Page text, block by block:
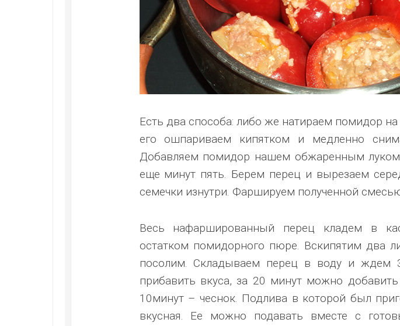
Есть два способа: либо же натираем помидор
его ошпариваем кипятком и медленно
Добавляем помидор нашем обжаренным
еще минут пять. Берем перец и вырезаем
семечки изнутри. Фаршируем полученной
Весь нафаршированный перец кладем в
остатком помидорного пюре. Вскипятим два
посолим. Складываем перец в воду и ждем
прибавить вкуса, за 20 минут можно
10минут – чеснок. Подлива в которой был
вкусная. Ее можно подавать вместе с